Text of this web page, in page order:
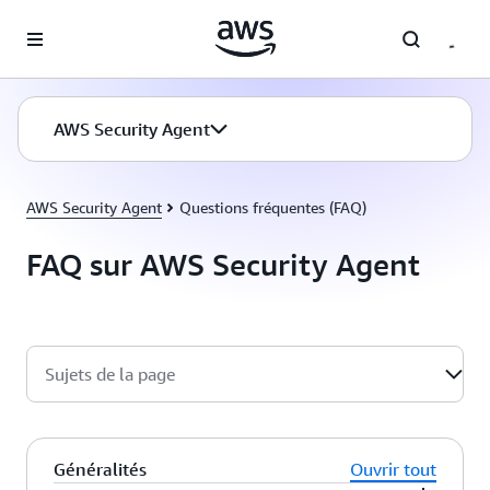
AWS Security Agent
AWS Security Agent Questions fréquentes (FAQ)
FAQ sur AWS Security Agent
Sujets de la page
Généralités
Ouvrir tout